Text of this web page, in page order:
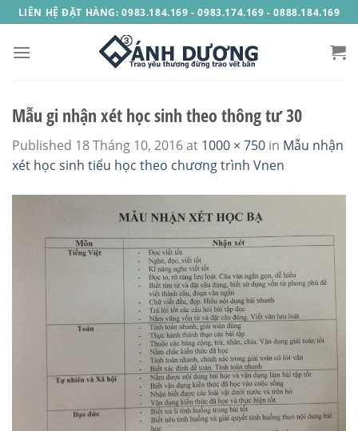
Skip
to
content
LIÊN HỆ ĐẶT HÀNG: 0983.184.169 - 0983.174.169 - 0888.184.169
Mẫu gi nhận xét học sinh theo thông tư 30
Published 18 Tháng 10, 2016at 1000 × 750 in Mẫu nhận
xét học sinh tiểu học theo chương trình Vnen